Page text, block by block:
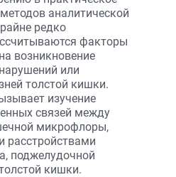
аналитической
редко
факторы
возникновение
или
толстой кишки.
изучение
связей между
микрофлоры,
поджелудочной
кишки.